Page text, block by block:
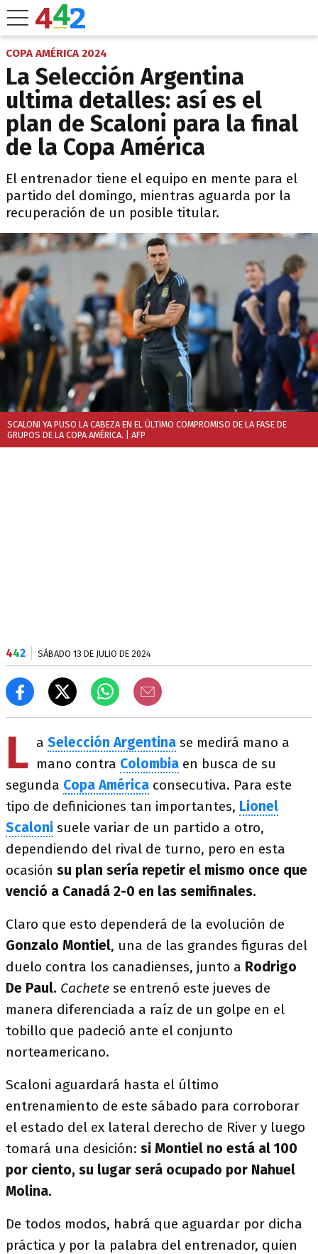
COPA AMÉRICA 2024
La Selección Argentina
ultima detalles: así es el
plan de Scaloni para la final
de la Copa América
El entrenador tiene el equipo en mente para el
partido del domingo, mientras aguarda por la
recuperación de un posible titular.
SCALONI YA PUSO LA CABEZA EN EL ÚLTIMO COMPROMISO DE LA FASE DE
GRUPOS DE LA COPA AMÉRICA. | AFP
442 SÁBADO 13 DE JULIO DE 2024
L a Selección Argentina se medirá mano a
mano contra Colombia en busca de su
segunda Copa América consecutiva. Para este
tipo de definiciones tan importantes, Lionel
Scaloni suele variar de un partido a otro,
dependiendo del rival de turno, pero en esta
ocasión su plan sería repetir el mismo once que
venció a Canadá 2-0 en las semifinales.
Claro que esto dependerá de la evolución de
Gonzalo Montiel, una de las grandes figuras del
duelo contra los canadienses, junto a Rodrigo
De Paul. Cachete se entrenó este jueves de
manera diferenciada a raíz de un golpe en el
tobillo que padeció ante el conjunto
norteamericano.
Scaloni aguardará hasta el último
entrenamiento de este sábado para corroborar
el estado del ex lateral derecho de River y luego
tomará una desición: si Montiel no está al 100
por ciento, su lugar será ocupado por Nahuel
Molina.
De todos modos, habrá que aguardar por dicha
práctica y por la palabra del entrenador, quien